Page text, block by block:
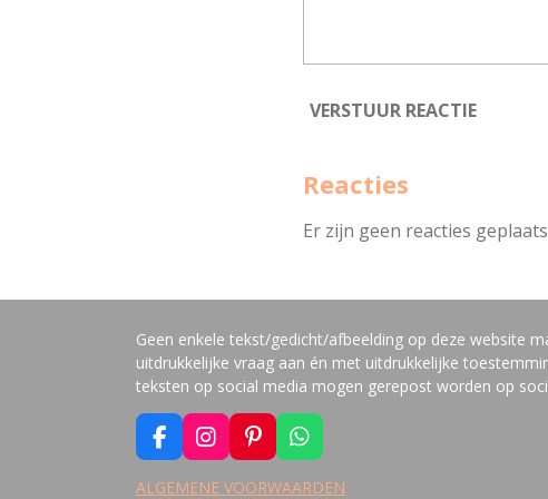
VERSTUUR REACTIE
Reacties
Er zijn geen reacties
Geen enkele tekst/gedicht/afbeelding op deze website
uitdrukkelijke vraag aan én met uitdrukkelijke
teksten op social media mogen gerepost worden op
F
A
C
I
N
S
P
I
N
W
H
A
ALGEMENE VOORWAARDEN